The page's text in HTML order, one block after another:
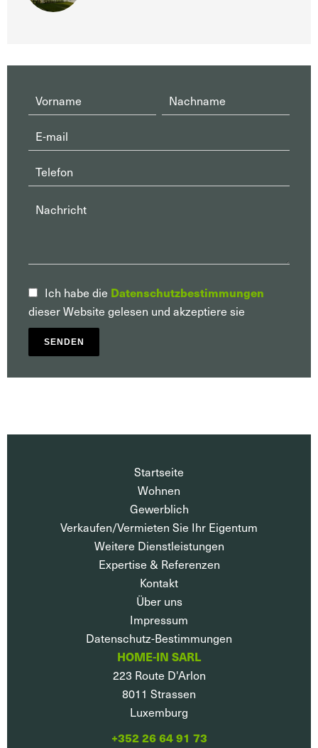
Ich habe die Datenschutzbestimmungen
dieser Website gelesen und akzeptiere sie
SENDEN
Startseite
Wohnen
Gewerblich
Verkaufen/Vermieten Sie Ihr Eigentum
Weitere Dienstleistungen
Expertise & Referenzen
Kontakt
Über uns
Impressum
Datenschutz-Bestimmungen
HOME-IN SARL
223 Route D'Arlon
8011 Strassen
Luxemburg
+352 26 64 91 73